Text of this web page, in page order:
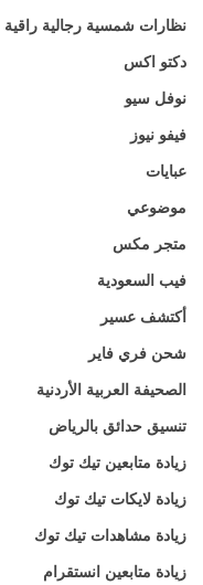
نظارات شمسية رجالية راقية
دكتو اكس
نوفل سيو
فيفو نيوز
عبايات
موضوعي
متجر مكس
فيب السعودية
أكتشف عسير
شحن فري فاير
الصحيفة العربية الأردنية
تنسيق حدائق بالرياض
زيادة متابعين تيك توك
زيادة لايكات تيك توك
زيادة مشاهدات تيك توك
زيادة متابعين انستقرام